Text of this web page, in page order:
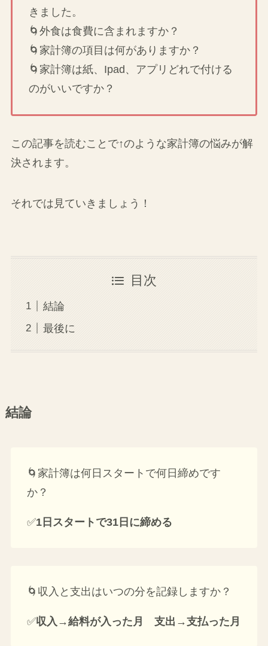
きました。
🌀外食は食費に含まれますか？
🌀家計簿の項目は何がありますか？
🌀家計簿は紙、Ipad、アプリどれで付ける
のがいいですか？
この記事を読むことで↑のような家計簿の悩みが解
決されます。
それでは見ていきましょう！
目次
結論
最後に
結論
🌀家計簿は何日スタートで何日締めです
か？
✅1日スタートで31日に締める
🌀収入と支出はいつの分を記録しますか？
✅収入→給料が入った月 支出→支払った月